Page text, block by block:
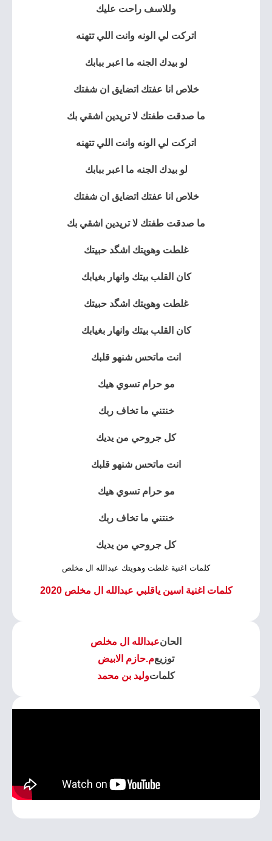
وللاسف راحت عليك
اتركت لي الونه وانت اللي تتهنه
لو بيدك الجنه ما اعبر ببابك
خلاص انا عفتك اتضايق ان شفتك
ما صدقت طفتك لا تريدين اشقي بك
اتركت لي الونه وانت اللي تتهنه
لو بيدك الجنه ما اعبر ببابك
خلاص انا عفتك اتضايق ان شفتك
ما صدقت طفتك لا تريدين اشقي بك
غلطت وهويتك اشگد حبيتك
كان القلب بيتك وانهار بغيابك
غلطت وهويتك اشگد حبيتك
كان القلب بيتك وانهار بغيابك
انت ماتحس شنهو قلبك
مو حرام تسوي هيك
خنتني ما تخاف ربك
كل جروحي من يديك
انت ماتحس شنهو قلبك
مو حرام تسوي هيك
خنتني ما تخاف ربك
كل جروحي من يديك
كلمات اغنية غلطت وهويتك عبدالله ال مخلص
كلمات اغنية اسين ياقلبي عبدالله ال مخلص 2020
الحانعبدالله ال مخلص
توزيعم.حازم الابيض
كلماتوليد بن محمد